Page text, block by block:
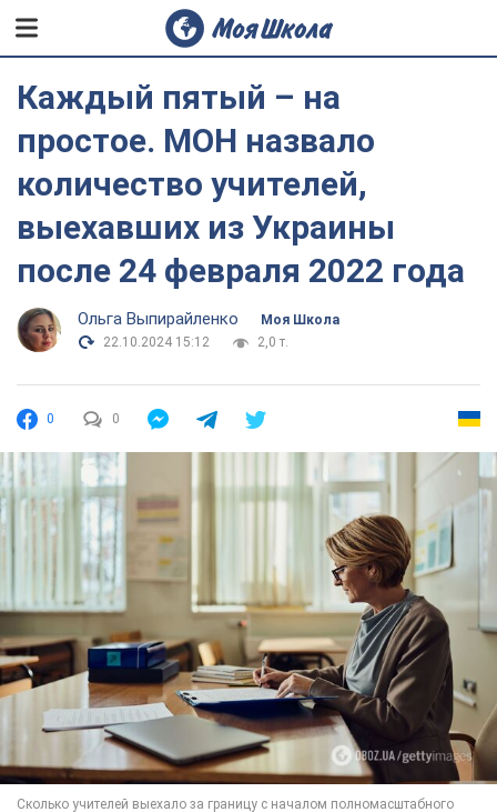
Каждый пятый – на
простое. МОН назвало
количество учителей,
выехавших из Украины
после 24 февраля 2022 года
Ольга Выпирайленко
Моя Школа
22.10.2024 15:12
2,0 т.
0 0